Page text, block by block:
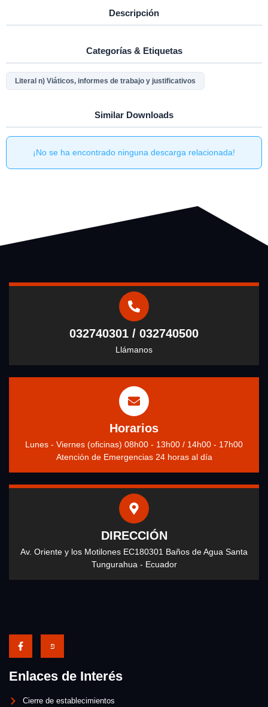
Descripción
Categorías & Etiquetas
Literal n) Viáticos, informes de trabajo y justificativos
Similar Downloads
¡No se ha encontrado ninguna descarga relacionada!
032740301 / 032740500
Llámanos
Horarios
Lunes - Viernes (oficinas) 08h00 - 13h00 / 14h00 - 17h00
Atención de Emergencias 24 horas al día
DIRECCIÓN
Av. Oriente y los Motilones EC180301 Baños de Agua Santa
Tungurahua - Ecuador
Enlaces de Interés
Cierre de establecimientos